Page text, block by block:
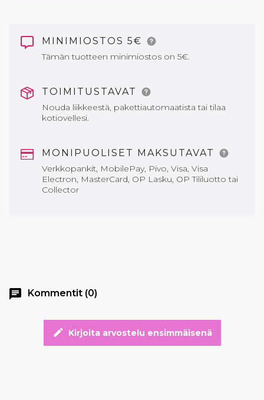
MINIMIOSTOS 5€
Tämän tuotteen minimiostos on 5€.
TOIMITUSTAVAT
Nouda liikkeestä, pakettiautomaatista tai tilaa
kotiovellesi.
MONIPUOLISET MAKSUTAVAT
Verkkopankit, MobilePay, Pivo, Visa, Visa
Electron, MasterCard, OP Lasku, OP Tililuotto tai
Collector
chat Kommentit (0)
edit Kirjoita arvostelu ensimmäisenä